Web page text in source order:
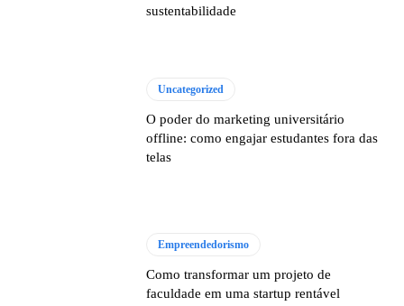
sustentabilidade
Uncategorized
O poder do marketing universitário
offline: como engajar estudantes fora das
telas
Empreendedorismo
Como transformar um projeto de
faculdade em uma startup rentável